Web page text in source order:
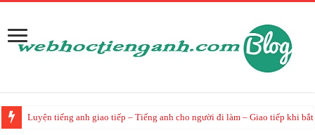
Luyện tiếng anh giao tiếp – Tiếng anh cho người đi làm – Giao tiếp khi bắt